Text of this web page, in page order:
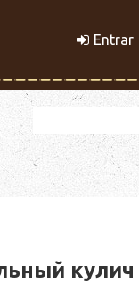
Entrar
кулич